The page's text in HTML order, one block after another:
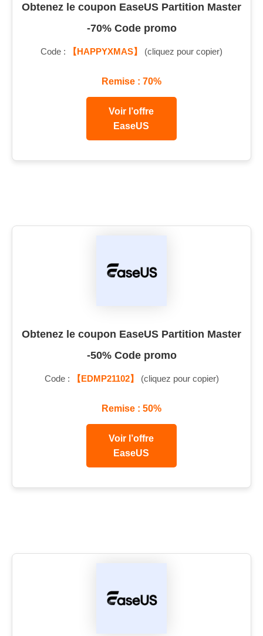
Obtenez le coupon EaseUS Partition Master
-70% Code promo
Code : 【HAPPYXMAS】 (cliquez pour copier)
Remise : 70%
Voir l’offre
EaseUS
Obtenez le coupon EaseUS Partition Master
-50% Code promo
Code : 【EDMP21102】 (cliquez pour copier)
Remise : 50%
Voir l’offre
EaseUS